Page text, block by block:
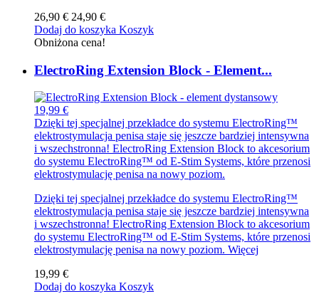
26,90 € 24,90 €
Dodaj do koszyka Koszyk
Obniżona cena!
ElectroRing Extension Block - Element...
19,99 €
Dzięki tej specjalnej przekładce do systemu ElectroRing™
elektrostymulacja penisa staje się jeszcze bardziej intensywna
i wszechstronna! ElectroRing Extension Block to akcesorium
do systemu ElectroRing™ od E-Stim Systems, które przenosi
elektrostymulację penisa na nowy poziom.
Dzięki tej specjalnej przekładce do systemu ElectroRing™
elektrostymulacja penisa staje się jeszcze bardziej intensywna
i wszechstronna! ElectroRing Extension Block to akcesorium
do systemu ElectroRing™ od E-Stim Systems, które przenosi
elektrostymulację penisa na nowy poziom. Więcej
19,99 €
Dodaj do koszyka Koszyk